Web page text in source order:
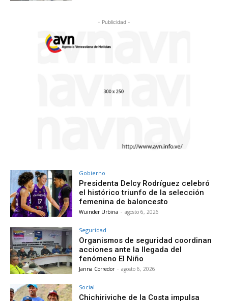
- Publicidad -
Gobierno
Presidenta Delcy Rodríguez celebró
el histórico triunfo de la selección
femenina de baloncesto
Wuinder Urbina - agosto 6, 2026
Seguridad
Organismos de seguridad coordinan
acciones ante la llegada del
fenómeno El Niño
Janna Corredor - agosto 6, 2026
Social
Chichiriviche de la Costa impulsa